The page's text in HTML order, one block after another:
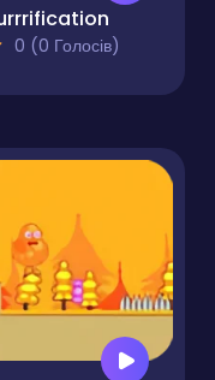
0 (0 Голосів)